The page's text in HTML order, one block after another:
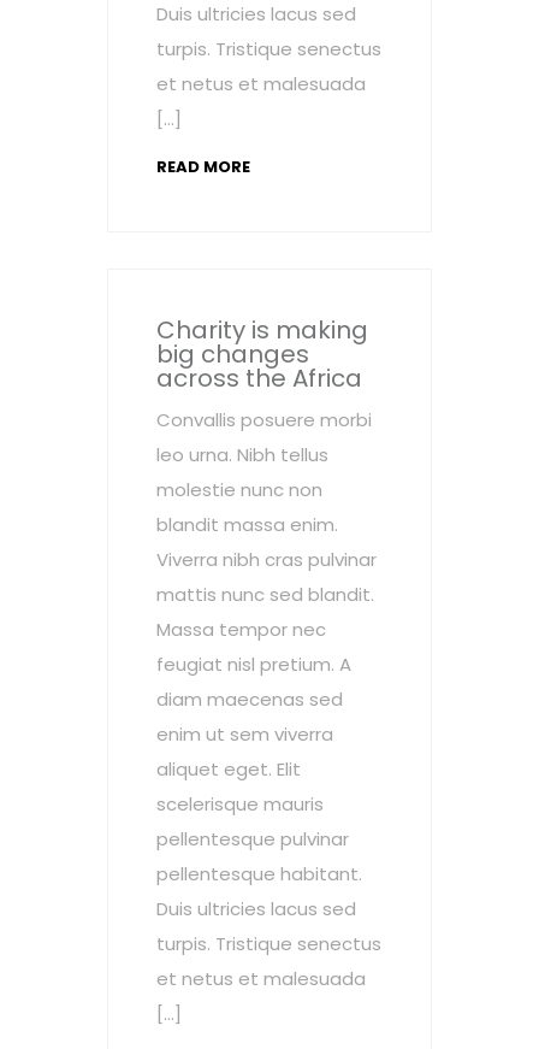
Duis ultricies lacus sed
turpis. Tristique senectus
et netus et malesuada
[…]
READ MORE
Charity is making
big changes
across the Africa
Convallis posuere morbi
leo urna. Nibh tellus
molestie nunc non
blandit massa enim.
Viverra nibh cras pulvinar
mattis nunc sed blandit.
Massa tempor nec
feugiat nisl pretium. A
diam maecenas sed
enim ut sem viverra
aliquet eget. Elit
scelerisque mauris
pellentesque pulvinar
pellentesque habitant.
Duis ultricies lacus sed
turpis. Tristique senectus
et netus et malesuada
[…]